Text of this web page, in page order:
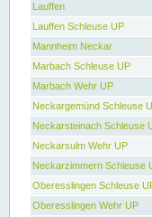
Lauffen
Lauffen Schleuse UP
Mannheim Neckar
Marbach Schleuse UP
Marbach Wehr UP
Neckargemünd Schleuse
Neckarsteinach Schleuse
Neckarsulm Wehr UP
Neckarzimmern Schleuse
Oberesslingen Schleuse
Oberesslingen Wehr UP